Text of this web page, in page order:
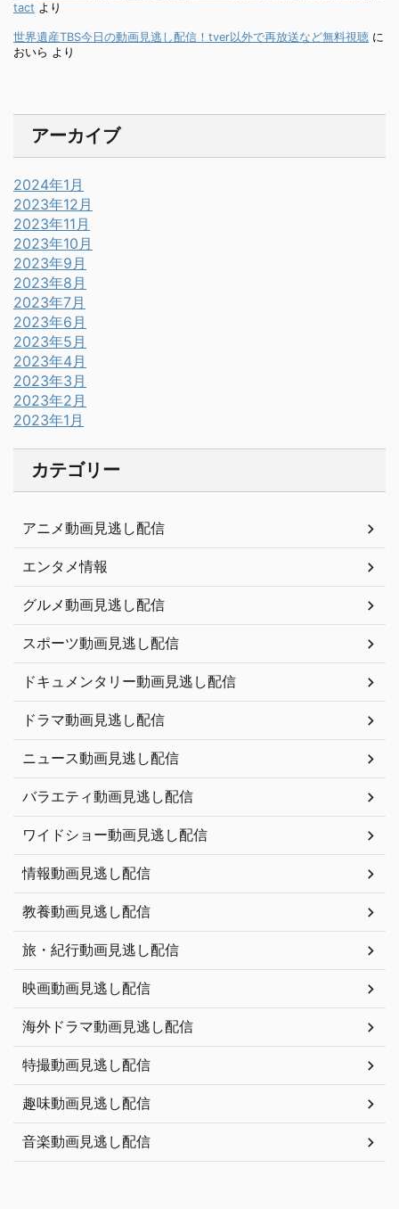
tact より
世界遺産TBS今日の動画見逃し配信！tver以外で再放送など無料視聴 に
おいら より
アーカイブ
2024年1月
2023年12月
2023年11月
2023年10月
2023年9月
2023年8月
2023年7月
2023年6月
2023年5月
2023年4月
2023年3月
2023年2月
2023年1月
カテゴリー
アニメ動画見逃し配信
エンタメ情報
グルメ動画見逃し配信
スポーツ動画見逃し配信
ドキュメンタリー動画見逃し配信
ドラマ動画見逃し配信
ニュース動画見逃し配信
バラエティ動画見逃し配信
ワイドショー動画見逃し配信
情報動画見逃し配信
教養動画見逃し配信
旅・紀行動画見逃し配信
映画動画見逃し配信
海外ドラマ動画見逃し配信
特撮動画見逃し配信
趣味動画見逃し配信
音楽動画見逃し配信